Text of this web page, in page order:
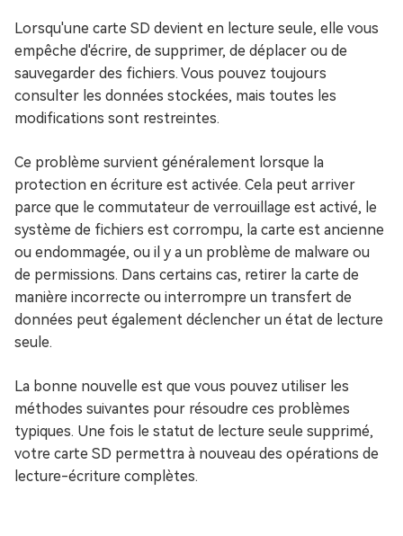
Lorsqu'une carte SD devient en lecture seule, elle vous
empêche d'écrire, de supprimer, de déplacer ou de
sauvegarder des fichiers. Vous pouvez toujours
consulter les données stockées, mais toutes les
modifications sont restreintes.
Ce problème survient généralement lorsque la
protection en écriture est activée. Cela peut arriver
parce que le commutateur de verrouillage est activé, le
système de fichiers est corrompu, la carte est ancienne
ou endommagée, ou il y a un problème de malware ou
de permissions. Dans certains cas, retirer la carte de
manière incorrecte ou interrompre un transfert de
données peut également déclencher un état de lecture
seule.
La bonne nouvelle est que vous pouvez utiliser les
méthodes suivantes pour résoudre ces problèmes
typiques. Une fois le statut de lecture seule supprimé,
votre carte SD permettra à nouveau des opérations de
lecture-écriture complètes.